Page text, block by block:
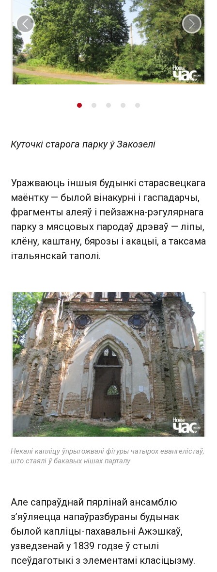
Папярэдні слайд
Куточкі старога парку ў Закозелі
Уражваюць іншыя будынкі старасвецкага
маёнтку — былой вінакурні і гаспадарчы,
фрагменты алеяў і пейзажна-рэгулярнага
парку з мясцовых пародаў дрэваў — ліпы,
клёну, каштану, бярозы і акацыі, а таксама
італьянскай таполі.
Некалі капліцу ўпрыгожвалі фігуры чатырох евангелістаў,
што стаялі ў бакавых нішах парталу
Але сапраўднай пярлінай ансамблю
з’яўляецца напаўразбураны будынак
былой капліцы-пахавальні Ажэшкаў,
узведзенай у 1839 годзе ў стылі
псеўдаготыкі з элементамі класіцызму.